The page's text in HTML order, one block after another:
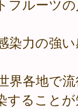
フルーツ
染力の強
界各地で
すること